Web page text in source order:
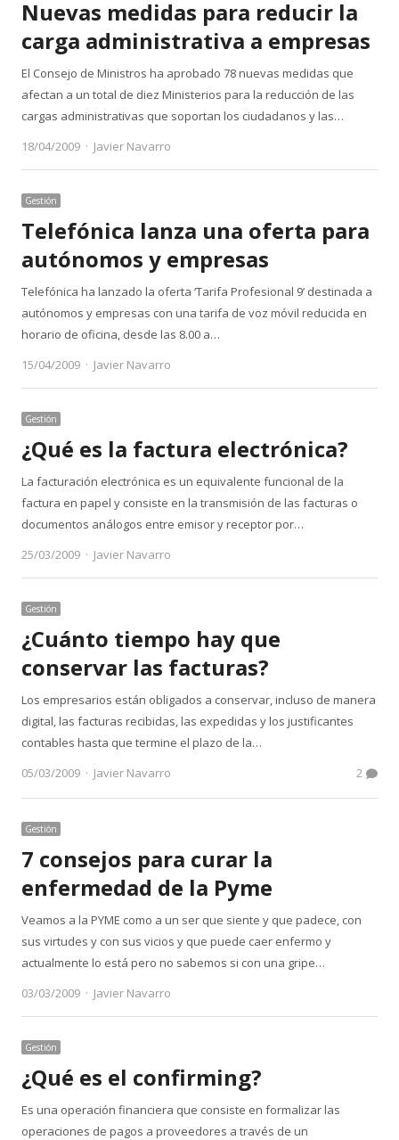
Nuevas medidas para reducir la
carga administrativa a empresas
El Consejo de Ministros ha aprobado 78 nuevas medidas que
afectan a un total de diez Ministerios para la reducción de las
cargas administrativas que soportan los ciudadanos y las…
18/04/2009
Author
Javier Navarro
Gestión
Telefónica lanza una oferta para
autónomos y empresas
Telefónica ha lanzado la oferta ‘Tarifa Profesional 9’ destinada a
autónomos y empresas con una tarifa de voz móvil reducida en
horario de oficina, desde las 8.00 a…
15/04/2009
Author
Javier Navarro
Gestión
¿Qué es la factura electrónica?
La facturación electrónica es un equivalente funcional de la
factura en papel y consiste en la transmisión de las facturas o
documentos análogos entre emisor y receptor por…
25/03/2009
Author
Javier Navarro
Gestión
¿Cuánto tiempo hay que
conservar las facturas?
Los empresarios están obligados a conservar, incluso de manera
digital, las facturas recibidas, las expedidas y los justificantes
contables hasta que termine el plazo de la…
05/03/2009
Author
Javier Navarro 2
Gestión
7 consejos para curar la
enfermedad de la Pyme
Veamos a la PYME como a un ser que siente y que padece, con
sus virtudes y con sus vicios y que puede caer enfermo y
actualmente lo está pero no sabemos si con una gripe…
03/03/2009
Author
Javier Navarro
Gestión
¿Qué es el confirming?
Es una operación financiera que consiste en formalizar las
operaciones de pagos a proveedores a través de un